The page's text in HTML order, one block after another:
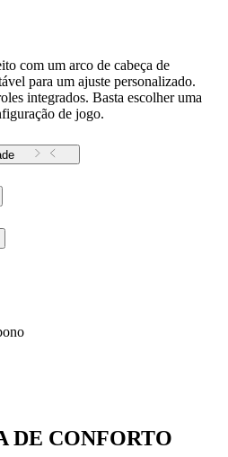
com um arco de cabeça de
para um ajuste personalizado.
integrados. Basta escolher uma
de jogo.
DE CONFORTO